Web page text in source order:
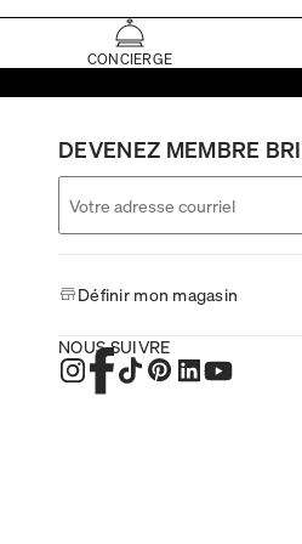
CONCIERGE
DEVENEZ MEMBRE
Définir mon magasin
NOUS SUIVRE